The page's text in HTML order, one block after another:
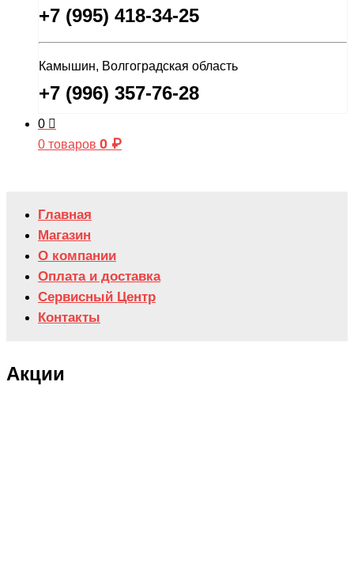
+7 (995) 418-34-25
Камышин, Волгоградская область
+7 (996) 357-76-28
0
0 товаров 0 ₽
Главная
Магазин
О компании
Оплата и доставка
Сервисный Центр
Контакты
Акции